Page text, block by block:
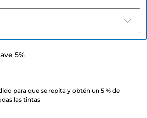
5%
para que se repita y obtén un 5 % de
las tintas